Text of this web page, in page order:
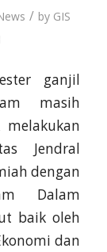
/ by GIS
ganjil
masih
Jendral
dengan
Dalam
baik oleh
dan